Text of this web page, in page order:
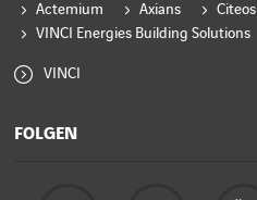
Actemium Axians Citeos
VINCI Energies Building Solutions
VINCI
FOLGEN